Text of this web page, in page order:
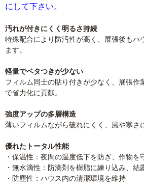
にして下さい。
汚れが付きにくく明るさ持続
特殊配合により防汚性が高く、展張後もハ
ます。
軽量でベタつきが少ない
フィルム同士の貼り付きが少なく、展張作
で省力化に貢献。
強度アップの多層構造
薄いフィルムながら破れにくく、風や寒さ
優れたトータル性能
・保温性：夜間の温度低下を防ぎ、作物を
・無水滴性：防滴剤を樹脂に練り込み、結
・防塵性：ハウス内の清潔環境を維持